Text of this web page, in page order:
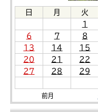
日 月 火
1
6
7 8
13
14 15
20
21 22
27
28 29
前月